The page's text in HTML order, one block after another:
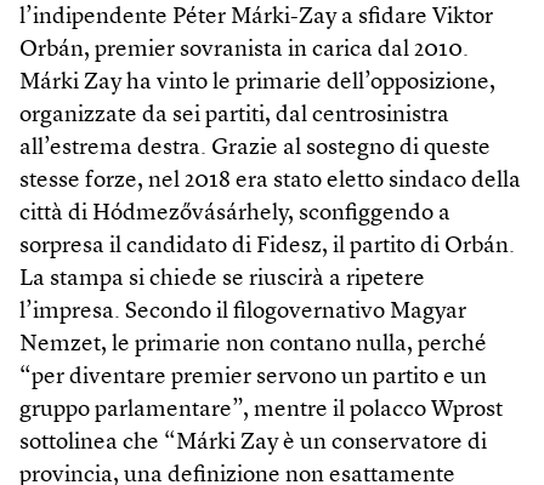
l’indipendente Péter Márki-Zay a sfidare Viktor
Orbán, premier sovranista in carica dal 2010.
Márki Zay ha vinto le primarie dell’opposizione,
organizzate da sei partiti, dal centrosinistra
all’estrema destra. Grazie al sostegno di queste
stesse forze, nel 2018 era stato eletto sindaco della
città di Hód­mező­vásárhely, sconfiggendo a
sorpresa il candidato di Fidesz, il partito di Orbán.
La stampa si chiede se riuscirà a ripetere
l’impresa. Secondo il filogovernativo Magyar
Nemzet, le primarie non contano nulla, perché
“per diventare premier servono un partito e un
gruppo parlamentare”, mentre il polacco Wprost
sottolinea che “Márki Zay è un conservatore di
provincia, una definizione non esattamente